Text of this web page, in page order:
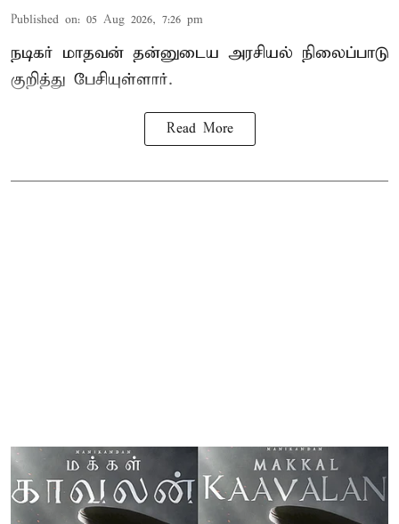
Published on: 05 Aug 2026, 7:26 pm
நடிகர் மாதவன் தன்னுடைய அரசியல் நிலைப்பாடு
குறித்து பேசியுள்ளார்.
Read More